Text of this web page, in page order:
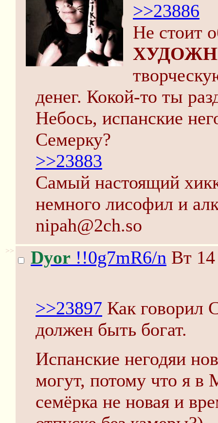
>>23886
Не стоит
денег. Кокой-то ты
Небось, испанские
Семерку?
>>23883
Самый настоящий
немного лисофил и
nipah@2ch.so
>> Dyor !!0g7mR6/n Вт
>>23897 Как говорил
должен быть богат.
Испанские негодяи
могут, потому что я в
семёрка не новая и